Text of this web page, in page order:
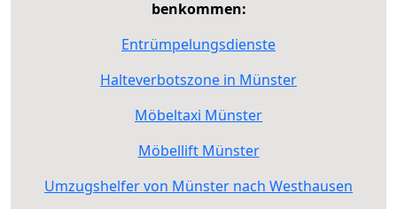
benkommen:
Entrümpelungsdienste
Halteverbotszone in Münster
Möbeltaxi Münster
Möbellift Münster
Umzugshelfer von Münster nach Westhausen